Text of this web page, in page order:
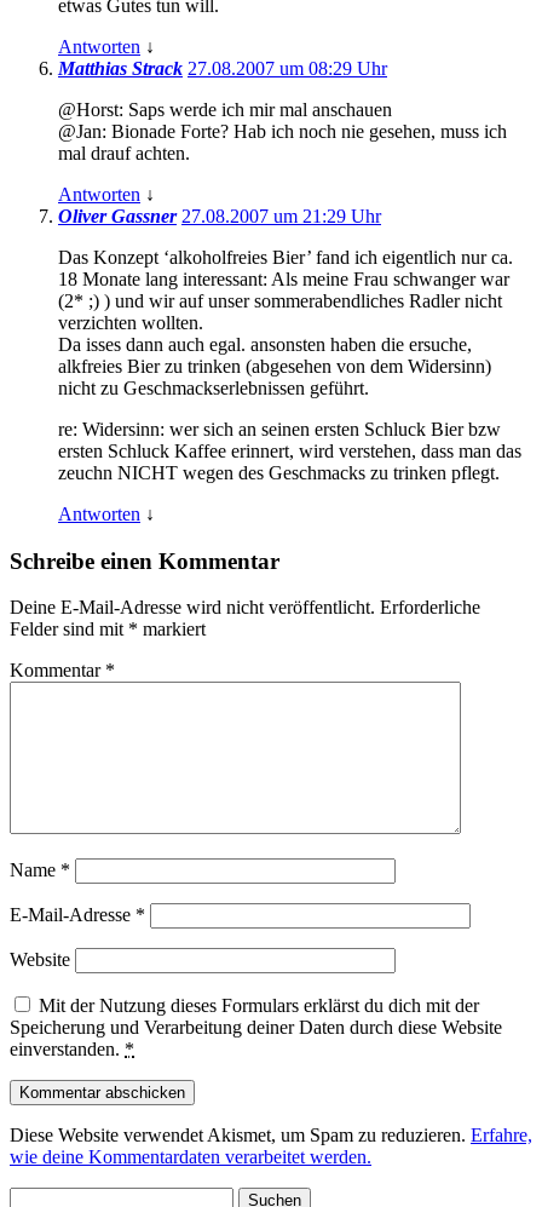
etwas Gutes tun will.
Antworten ↓
Matthias Strack 27.08.2007 um 08:29 Uhr
@Horst: Saps werde ich mir mal anschauen
@Jan: Bionade Forte? Hab ich noch nie gesehen, muss ich
mal drauf achten.
Antworten ↓
Oliver Gassner 27.08.2007 um 21:29 Uhr
Das Konzept ‘alkoholfreies Bier’ fand ich eigentlich nur ca.
18 Monate lang interessant: Als meine Frau schwanger war
(2* ;) ) und wir auf unser sommerabendliches Radler nicht
verzichten wollten.
Da isses dann auch egal. ansonsten haben die ersuche,
alkfreies Bier zu trinken (abgesehen von dem Widersinn)
nicht zu Geschmackserlebnissen geführt.
re: Widersinn: wer sich an seinen ersten Schluck Bier bzw
ersten Schluck Kaffee erinnert, wird verstehen, dass man das
zeuchn NICHT wegen des Geschmacks zu trinken pflegt.
Antworten ↓
Schreibe einen Kommentar
Deine E-Mail-Adresse wird nicht veröffentlicht. Erforderliche
Felder sind mit * markiert
Kommentar *
Name *
E-Mail-Adresse *
Website
Mit der Nutzung dieses Formulars erklärst du dich mit der
Speicherung und Verarbeitung deiner Daten durch diese Website
einverstanden. *
Diese Website verwendet Akismet, um Spam zu reduzieren. Erfahre,
wie deine Kommentardaten verarbeitet werden.